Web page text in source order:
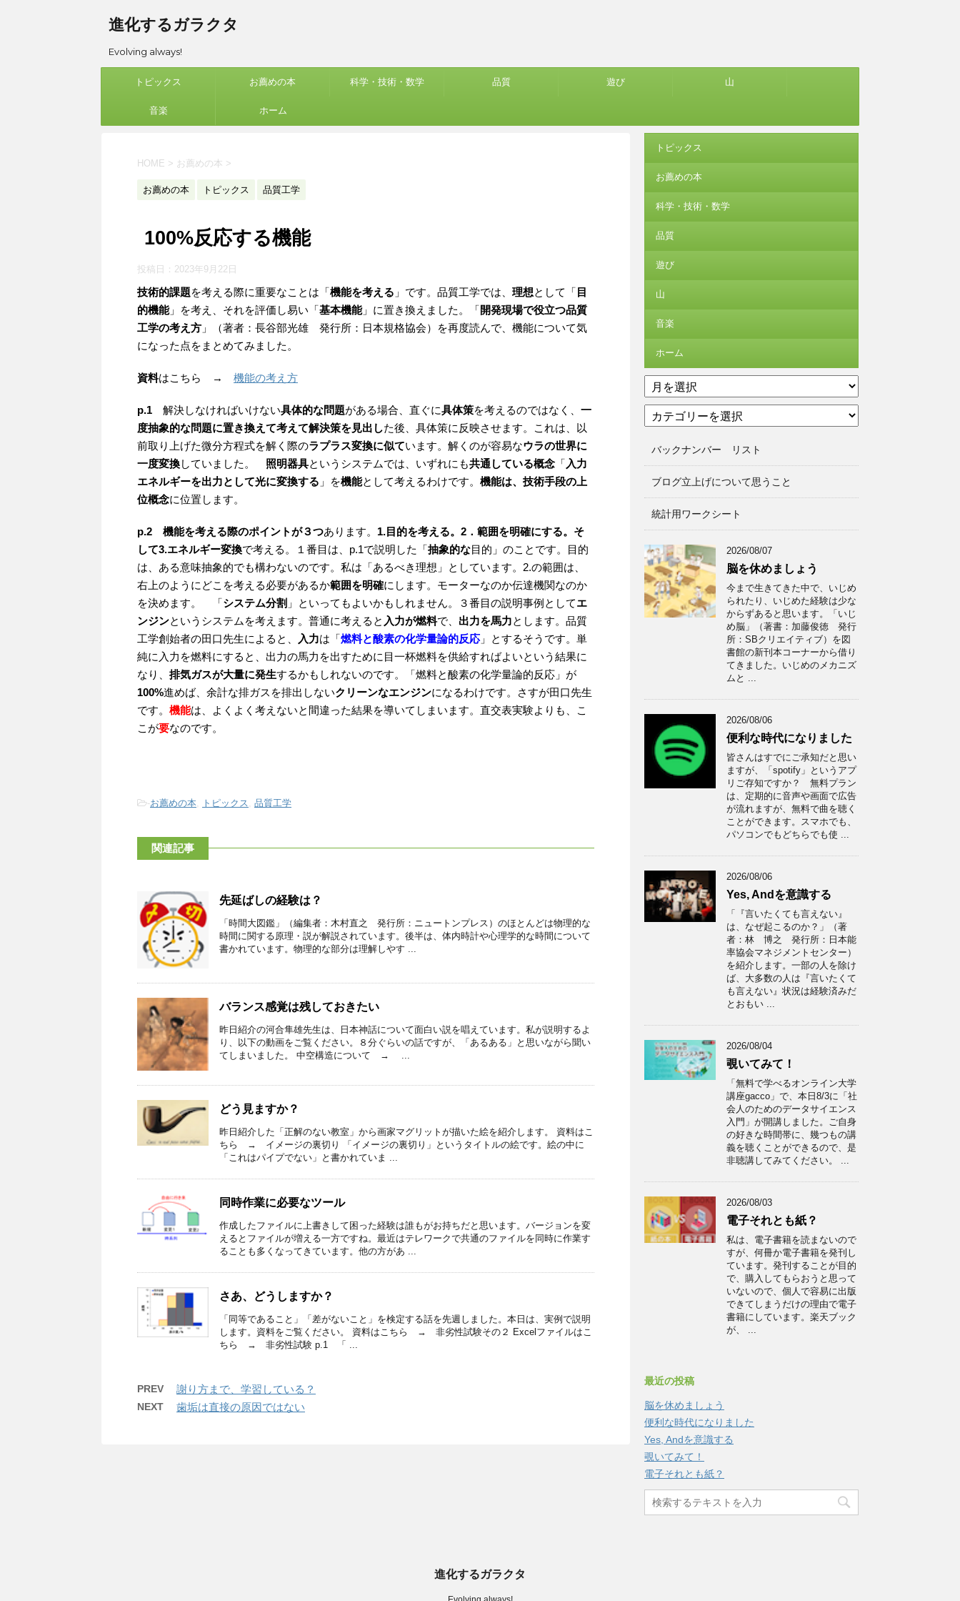
進化するガラクタ
Evolving always!
トピックス お薦めの本 科学・技術・数学 品質 遊び 山
音楽 ホーム
HOME > お薦めの本 >
お薦めの本 トピックス 品質工学
100%反応する機能
投稿日： 2023年9月22日
技術的課題を考える際に重要なことは「機能を考える 」です。品質工学では、 理想として「 目
的機能」を考え、それを評価し易い「基本機能」に置き換えました。「開発現場で役立つ品質
工学の考え方 」（著者：長谷部光雄 発行所：日本規格協会）を再度読んで、機能について気
になった点をまとめてみました。
資料はこちら → 機能の考え方
p.1 解決しなければいけない具体的な問題がある場合、直ぐに具体策を考えるのではなく、 一
度抽象的な問題に置き換えて考えて解決策を見出した後、具体策に反映させます。これは、以
前取り上げた微分方程式を解く際のラプラス変換に似ています。解くのが容易なウラの世界に
一度変換していました。 照明器具というシステムでは、いずれにも共通している概念 「 入力
エネルギーを出力として光に変換する 」を機能として考えるわけです。 機能は、技術手段の上
位概念に位置します。
p.2 機能を考える際のポイントが３つあります。 1.目的を考える。2．範囲を明確にする。そ
して3.エネルギー変換で考える。１番目は、p.1で説明した「抽象的な目的」のことです。目的
は、ある意味抽象的でも構わないのです。私は「あるべき理想」としています。2.の範囲は、
右上のようにどこを考える必要があるか範囲を明確にします。モーターなのか伝達機関なのか
を決めます。 「システム分割 」といってもよいかもしれません。３番目の説明事例としてエ
ンジンというシステムを考えます。普通に考えると 入力が燃料で、 出力を馬力とします。品質
工学創始者の田口先生によると、
入力は「燃料と酸素の化学量論的反応」とするそうです。単
純に入力を燃料にすると、出力の馬力を出すために目一杯燃料を供給すればよいという結果に
なり、 排気ガスが大量に発生するかもしれないのです。「燃料と酸素の化学量論的反応」が
100%進めば、余計な排ガスを排出しないクリーンなエンジンになるわけです。さすが田口先生
です。 機能は、よくよく考えないと間違った結果を導いてしまいます。直交表実験よりも、こ
こが要なのです。
-お薦めの本, トピックス, 品質工学
関連記事
先延ばしの経験は？
「時間大図鑑」（編集者：木村直之 発行所：ニュートンプレス）のほとんどは物理的な
時間に関する原理・説が解説されています。後半は、体内時計や心理学的な時間について
書かれています。物理的な部分は理解しやす ...
バランス感覚は残しておきたい
昨日紹介の河合隼雄先生は、日本神話について面白い説を唱えています。私が説明するよ
り、以下の動画をご覧ください。８分ぐらいの話ですが、「あるある」と思いながら聞い
てしまいました。 中空構造について → ...
どう見ますか？
昨日紹介した「正解のない教室」から画家マグリットが描いた絵を紹介します。 資料はこ
ちら → イメージの裏切り 「イメージの裏切り」というタイトルの絵です。絵の中に
「これはパイプでない」と書かれていま ...
同時作業に必要なツール
作成したファイルに上書きして困った経験は誰もがお持ちだと思います。バージョンを変
えるとファイルが増える一方ですね。最近はテレワークで共通のファイルを同時に作業す
ることも多くなってきています。他の方があ ...
さあ、どうしますか？
「同等であること」「差がないこと」を検定する話を先週しました。本日は、実例で説明
します。資料をご覧ください。 資料はこちら → 非劣性試験その２ Excelファイルはこ
ちら → 非劣性試験 p.1 「 ...
PREV 謝り方まで、学習している？
NEXT 歯垢は直接の原因ではない
トピックス
お薦めの本
科学・技術・数学
品質
遊び
山
音楽
ホーム
ア
ー
イ
テ
リバックナンバー リスト
ブログ立上げについて思うこと
統計用ワークシート
2026/08/07
脳を休めましょう
今まで生きてきた中で、いじめ
られたり、いじめた経験は少な
からずあると思います。「いじ
め脳」（著書：加藤俊徳 発行
所：SBクリエイティブ）を図
書館の新刊本コーナーから借り
てきました。いじめのメカニズ
ムと ...
2026/08/06
便利な時代になりました
皆さんはすでにご承知だと思い
ますが、「spotify」というアプ
リご存知ですか？ 無料プラン
は、定期的に音声や画面で広告
が流れますが、無料で曲を聴く
ことができます。スマホでも、
パソコンでもどちらでも使 ...
2026/08/06
Yes, Andを意識する
「『言いたくても言えない』
は、なぜ起こるのか？」（著
者：林 博之 発行所：日本能
率協会マネジメントセンター）
を紹介します。一部の人を除け
ば、大多数の人は『言いたくて
も言えない』状況は経験済みだ
とおもい ...
2026/08/04
覗いてみて！
「無料で学べるオンライン大学
講座gacco」で、本日8/3に「社
会人のためのデータサイエンス
入門」が開講しました。ご自身
の好きな時間帯に、幾つもの講
義を聴くことができるので、是
非聴講してみてください。 ...
2026/08/03
電子それとも紙？
私は、電子書籍を読まないので
すが、何冊か電子書籍を発刊し
ています。発刊することが目的
で、購入してもらおうと思って
いないので、個人で容易に出版
できてしまうだけの理由で電子
書籍にしています。楽天ブック
が、 ...
最近の投稿
脳を休めましょう
便利な時代になりました
Yes, Andを意識する
覗いてみて！
電子それとも紙？
進化するガラクタ